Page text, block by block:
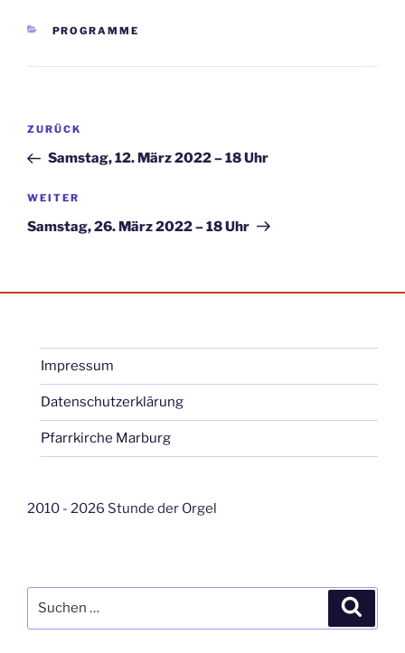
KATEGORIEN
PROGRAMME
Beitragsnavigation
Vorheriger
Beitrag
ZURÜCK
Samstag, 12. März 2022 – 18 Uhr
Nächster
Beitrag
WEITER
Samstag, 26. März 2022 – 18 Uhr
Impressum
Datenschutzerklärung
Pfarrkirche Marburg
2010 - 2026 Stunde der Orgel
nach: